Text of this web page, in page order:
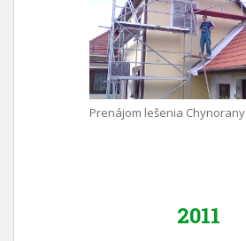
Prenájom lešenia Chynorany
2011